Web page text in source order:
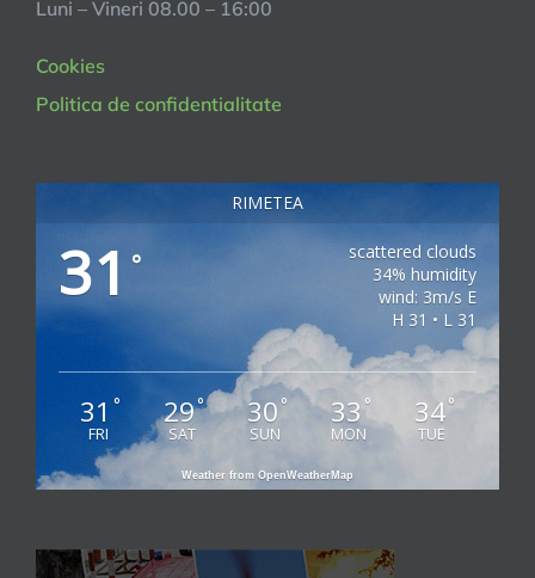
Luni – Vineri 08.00 – 16:00
Cookies
Politica de confidentialitate
RIMETEA
31 °
scattered clouds
34% humidity
wind: 3m/s E
H 31 • L 31
31 °
FRI
29°
SAT
30°
SUN
33 °
MON
34°
TUE
Weather from OpenWeatherMap